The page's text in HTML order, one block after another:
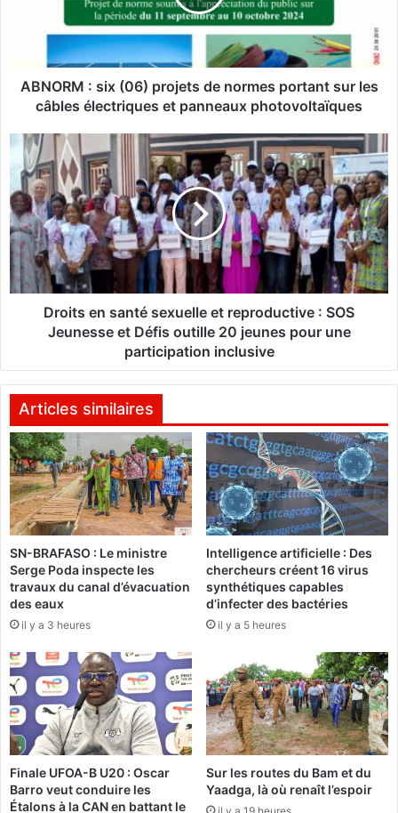
r
o
j
e
t
s
r
s
p
o
r
t
a
n
t
s
u
r
e
s
c
â
b
l
e
s
ABNORM : six (06) projets de normes portant sur les
câbles électriques et panneaux photovoltaïques
i
t
s
e
n
s
é
s
x
u
e
l
l
e
e
t
r
e
p
r
d
u
c
t
i
v
e
Droits en santé sexuelle et reproductive : SOS
Jeunesse et Défis outille 20 jeunes pour une
participation inclusive
Articles similaires
SN-BRAFASO : Le ministre
Serge Poda inspecte les
travaux du canal d’évacuation
des eaux
il y a 3 heures
Intelligence artificielle : Des
chercheurs créent 16 virus
synthétiques capables
d’infecter des bactéries
il y a 5 heures
Finale UFOA-B U20 : Oscar
Barro veut conduire les
Étalons à la CAN en battant le
Sur les routes du Bam et du
Yaadga, là où renaît l’espoir